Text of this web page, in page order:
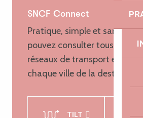
SNCF Connect
Pratique, simple et sans
pouvez consulter tous les
réseaux de transport en
chaque ville de la destination.
TILT